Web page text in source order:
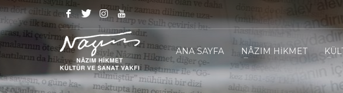
ANA SAYFA NÂZIM HİKMET